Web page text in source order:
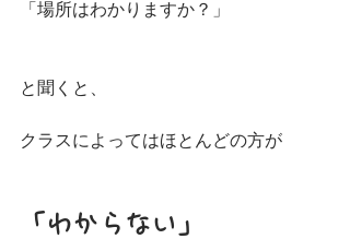
「場所はわかりますか？」
と聞くと、
クラスによってはほとんどの方が
「わからない」